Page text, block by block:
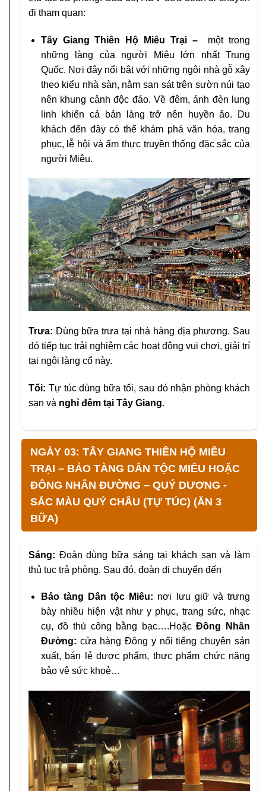
đi tham quan:
Tây Giang Thiên Hộ Miêu Trại–một trong
những làng của người Miêu lớn nhất Trung
Quốc. Nơi đây nổi bật với những ngôi nhà gỗ xây
theo kiểu nhà sàn, nằm san sát trên sườn núi tạo
nên khung cảnh độc đáo. Về đêm, ánh đèn lung
linh khiến cả bản làng trở nên huyền ảo. Du
khách đến đây có thể khám phá văn hóa, trang
phục, lễ hội và ẩm thực truyền thống đặc sắc của
người Miêu.
Trưa: Dùng bữa trưa tại nhà hàng địa phương. Sau
đó tiếp tục trải nghiệm các hoạt động vui chơi, giải trí
tại ngôi làng cổ này.
Tối: Tự túc dùng bữa tối, sau đó nhận phòng khách
sạn và nghỉ đêm tại Tây Giang.
NGÀY 03: TÂY GIANG THIÊN HỘ MIÊU
TRẠI – BẢO TÀNG DÂN TỘC MIÊU HOẶC
ĐÔNG NHÂN ĐƯỜNG – QUÝ DƯƠNG -
SẮC MÀU QUÝ CHÂU (TỰ TÚC) (ĂN 3
BỮA)
Sáng: Đoàn dùng bữa sáng tại khách sạn và làm
thủ tục trả phòng. Sau đó, đoàn di chuyển đến
Bảo tàng Dân tộc Miêu: nơi lưu giữ và trưng
bày nhiều hiện vật như y phục, trang sức, nhạc
cụ, đồ thủ công bằng bạc….HoặcĐồng Nhân
Đường: cửa hàng Đông y nổi tiếng chuyên sản
xuất, bán lẻ dược phẩm, thực phẩm chức năng
bảo vệ sức khoẻ…